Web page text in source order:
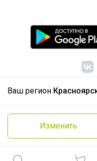
Ваш регион
Изменить
© ООО "Лявита",
Политика